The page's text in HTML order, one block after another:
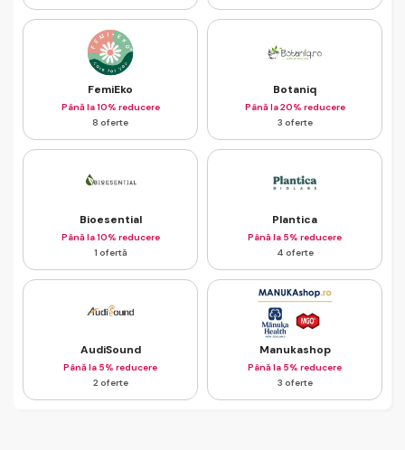
FemiEko
Până la 10% reducere
8 oferte
Botaniq
Până la 20% reducere
3 oferte
Bioesential
Până la 10% reducere
1 ofertă
Plantica
Până la 5% reducere
4 oferte
AudiSound
Până la 5% reducere
2 oferte
Manukashop
Până la 5% reducere
3 oferte